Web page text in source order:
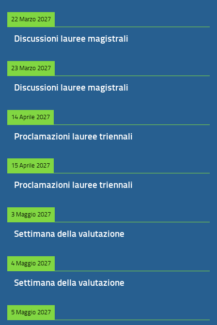
22 Marzo 2027
Discussioni lauree magistrali
23 Marzo 2027
Discussioni lauree magistrali
14 Aprile 2027
Proclamazioni lauree triennali
15 Aprile 2027
Proclamazioni lauree triennali
3 Maggio 2027
Settimana della valutazione
4 Maggio 2027
Settimana della valutazione
5 Maggio 2027